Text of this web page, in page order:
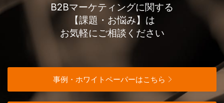
B2Bマーケティングに関する
【課題・お悩み】は
お気軽にご相談ください
事例・ホワイトペーパーはこちら